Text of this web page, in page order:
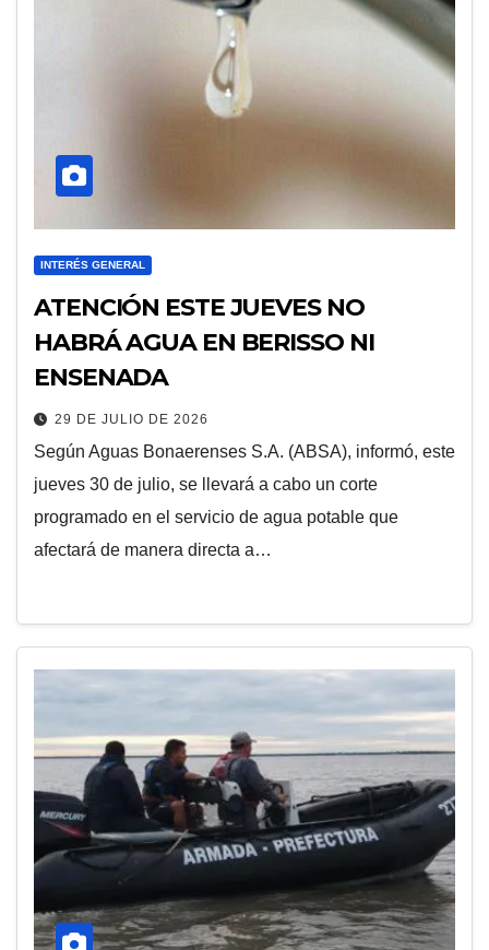
INTERÉS GENERAL
ATENCIÓN ESTE JUEVES NO
HABRÁ AGUA EN BERISSO NI
ENSENADA
29 DE JULIO DE 2026
Según Aguas Bonaerenses S.A. (ABSA), informó, este
jueves 30 de julio, se llevará a cabo un corte
programado en el servicio de agua potable que
afectará de manera directa a…